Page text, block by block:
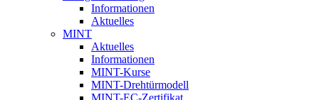
Informationen
Aktuelles
MINT
Aktuelles
Informationen
MINT-Kurse
MINT-Drehtürmodell
MINT-EC-Zertifikat